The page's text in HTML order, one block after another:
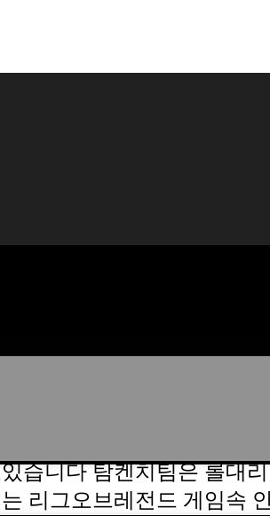
습니다 탐켄치팀은 롤대
리그오브레전드 게임속